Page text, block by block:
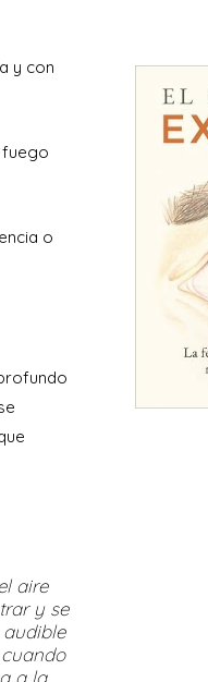
y con
fuego
o
aire
y se
a la